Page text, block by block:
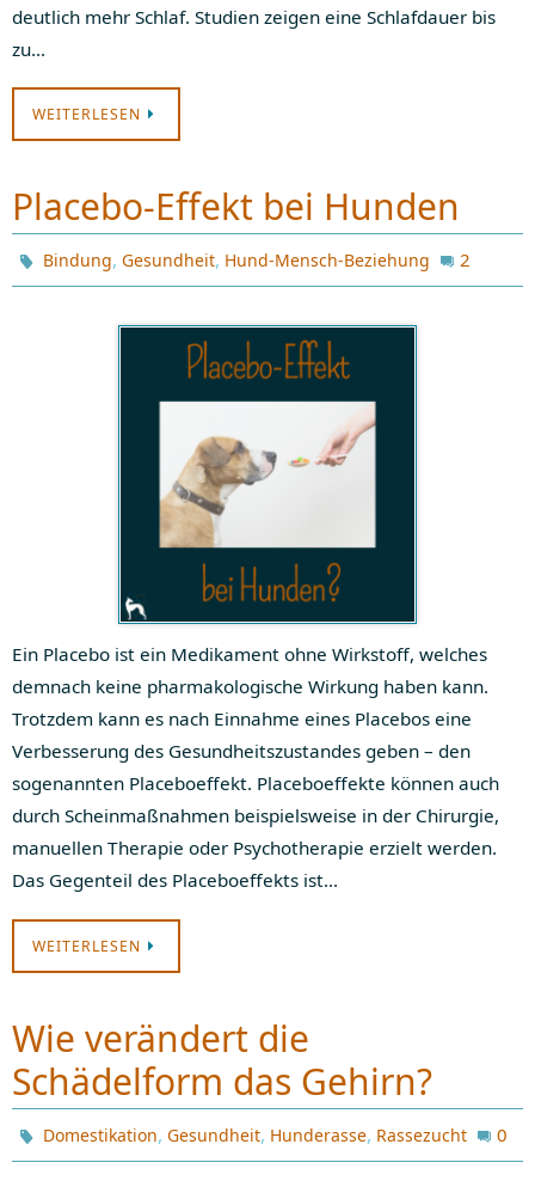
deutlich mehr Schlaf. Studien zeigen eine Schlafdauer bis
zu…
WEITERLESEN
Placebo-Effekt bei Hunden
Bindung,Gesundheit, Hund-Mensch-Beziehung 2
Ein Placebo ist ein Medikament ohne Wirkstoff, welches
demnach keine pharmakologische Wirkung haben kann.
Trotzdem kann es nach Einnahme eines Placebos eine
Verbesserung des Gesundheitszustandes geben – den
sogenannten Placeboeffekt. Placeboeffekte können auch
durch Scheinmaßnahmen beispielsweise in der Chirurgie,
manuellen Therapie oder Psychotherapie erzielt werden.
Das Gegenteil des Placeboeffekts ist…
WEITERLESEN
Wie verändert die
Schädelform das Gehirn?
Domestikation,Gesundheit, Hunderasse, Rassezucht 0